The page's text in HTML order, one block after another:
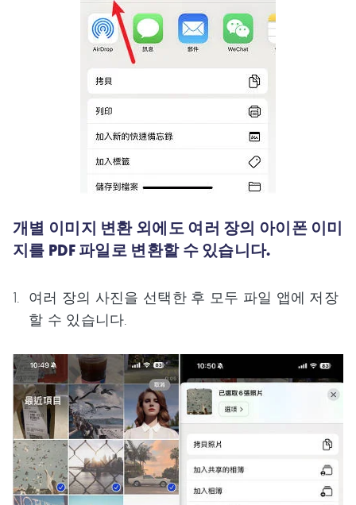
개별 이미지 변환 외에도 여러 장의 아이폰 이미
지를 PDF 파일로 변환할 수 있습니다.
여러 장의 사진을 선택한 후 모두 파일 앱에 저장
할 수 있습니다.